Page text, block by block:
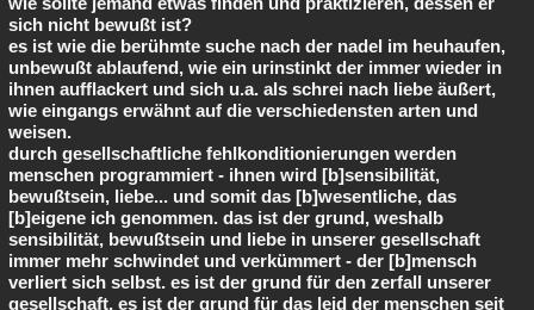
sich nicht bewußt ist?
es ist wie die berühmte suche nach der nadel im heuhaufen,
unbewußt ablaufend, wie ein urinstinkt der immer wieder in
ihnen aufflackert und sich u.a. als schrei nach liebe äußert,
wie eingangs erwähnt auf die verschiedensten arten und
weisen.
durch gesellschaftliche fehlkonditionierungen werden
menschen programmiert - ihnen wird [b]sensibilität,
bewußtsein, liebe... und somit das [b]wesentliche, das
[b]eigene ich genommen. das ist der grund, weshalb
sensibilität, bewußtsein und liebe in unserer gesellschaft
immer mehr schwindet und verkümmert - der [b]mensch
verliert sich selbst. es ist der grund für den zerfall unserer
gesellschaft. es ist der grund für das leid der menschen seit